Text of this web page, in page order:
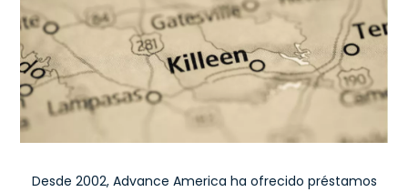
Desde 2002, Advance America ha ofrecido préstamos